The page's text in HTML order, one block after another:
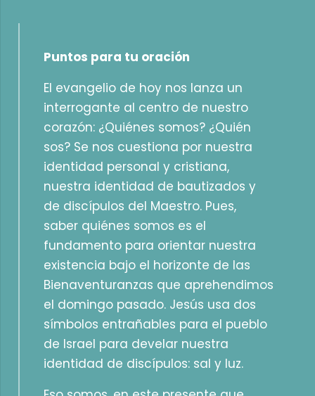
Puntos para tu oración
El evangelio de hoy nos lanza un
interrogante al centro de nuestro
corazón: ¿Quiénes somos? ¿Quién
sos? Se nos cuestiona por nuestra
identidad personal y cristiana,
nuestra identidad de bautizados y
de discípulos del Maestro. Pues,
saber quiénes somos es el
fundamento para orientar nuestra
existencia bajo el horizonte de las
Bienaventuranzas que aprehendimos
el domingo pasado. Jesús usa dos
símbolos entrañables para el pueblo
de Israel para develar nuestra
identidad de discípulos: sal y luz.